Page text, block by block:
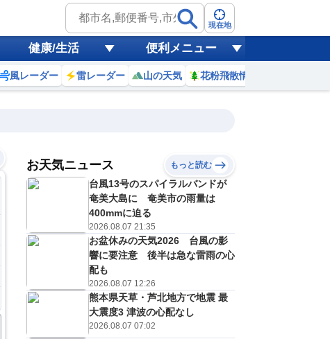
現在地
健康/生活 便利メニュー
風レーダー 雷レーダー 山の天気 花粉飛散情報
19
%
21
(金)
E
32℃
28
40%
22
(土)
E
33℃
20%
予報の
信頼度
B
C
D
お天気ニュース もっと読む
台風13号のスパイラルバンドが
奄美大島に 奄美市の雨量は
400mmに迫る
2026.08.07 21:35
お盆休みの天気2026 台風の影
響に要注意 後半は急な雷雨の心
配も
2026.08.07 12:26
熊本県天草・芦北地方で地震 最
大震度3 津波の心配なし
2026.08.07 07:02